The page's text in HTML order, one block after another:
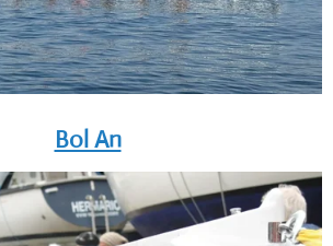
Bol An